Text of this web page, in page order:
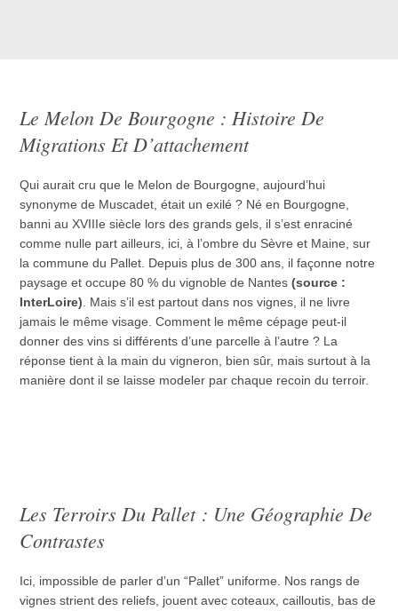
Le Melon De Bourgogne : Histoire De
Migrations Et D’attachement
Qui aurait cru que le Melon de Bourgogne, aujourd’hui
synonyme de Muscadet, était un exilé ? Né en Bourgogne,
banni au XVIIIe siècle lors des grands gels, il s’est enraciné
comme nulle part ailleurs, ici, à l’ombre du Sèvre et Maine, sur
la commune du Pallet. Depuis plus de 300 ans, il façonne notre
paysage et occupe 80 % du vignoble de Nantes(source :
InterLoire) . Mais s’il est partout dans nos vignes, il ne livre
jamais le même visage. Comment le même cépage peut-il
donner des vins si différents d’une parcelle à l’autre ? La
réponse tient à la main du vigneron, bien sûr, mais surtout à la
manière dont il se laisse modeler par chaque recoin du terroir.
Les Terroirs Du Pallet : Une Géographie De
Contrastes
Ici, impossible de parler d’un “Pallet” uniforme. Nos rangs de
vignes strient des reliefs, jouent avec coteaux, cailloutis, bas de